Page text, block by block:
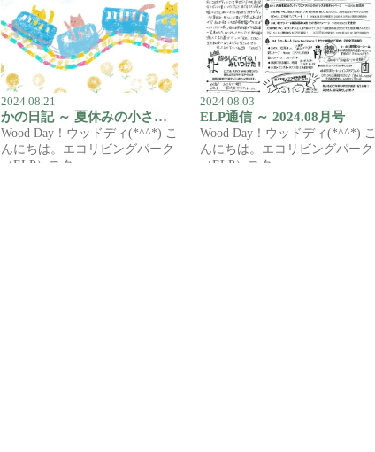
2024.08.21
かの日記 ～ 夏休みの小さなお出かけ
Wood Day！ウッドディ(*^^*) こ
んにちは。エコリビングパーク
（ELP）スタ…
2024.08.03
ELP通信 ～ 2024.08月号
Wood Day！ウッドディ(*^^*) こ
んにちは。エコリビングパーク
（ELP）スタ…